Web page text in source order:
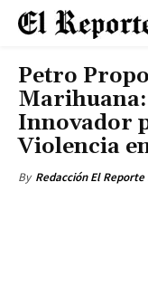
Petro
Innovador
Violencia
By Redacción El Reporte